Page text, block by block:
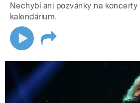
Nechybí ani pozvánky na koncerty
kalendárium.